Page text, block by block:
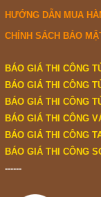
HƯỚNG DẪN MUA
CHÍNH SÁCH BẢO
BÁO GIÁ THI CÔNG
BÁO GIÁ THI CÔNG
BÁO GIÁ THI CÔNG
BÁO GIÁ THI CÔNG
BÁO GIÁ THI CÔNG
BÁO GIÁ THI CÔNG
------